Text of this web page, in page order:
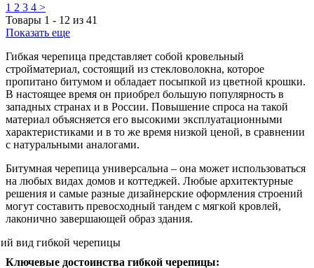
1 2 3 4 >
Товары 1 - 12 из 41
Показать еще
Гибкая черепица представляет собой кровельный
стройматериал, состоящий из стекловолокна, которое
пропитано битумом и обладает посыпкой из цветной крошки.
В настоящее время он приобрел большую популярность в
западных странах и в России. Повышение спроса на такой
материал объясняется его высокими эксплуатационными
характеристиками и в то же время низкой ценой, в сравнении
с натуральными аналогами.
Битумная черепица универсальна – она может использоваться
на любых видах домов и коттеджей. Любые архитектурные
решения и самые разные дизайнерские оформления строений
могут составить превосходный тандем с мягкой кровлей,
лаконично завершающей образ здания.
Ключевые достоинства гибкой черепицы: